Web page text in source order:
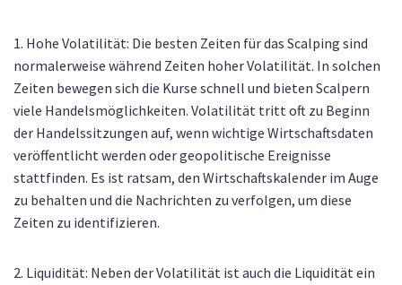
1. Hohe Volatilität: Die besten Zeiten für das Scalping sind
normalerweise während Zeiten hoher Volatilität. In solchen
Zeiten bewegen sich die Kurse schnell und bieten Scalpern
viele Handelsmöglichkeiten. Volatilität tritt oft zu Beginn
der Handelssitzungen auf, wenn wichtige Wirtschaftsdaten
veröffentlicht werden oder geopolitische Ereignisse
stattfinden. Es ist ratsam, den Wirtschaftskalender im Auge
zu behalten und die Nachrichten zu verfolgen, um diese
Zeiten zu identifizieren.
2. Liquidität: Neben der Volatilität ist auch die Liquidität ein